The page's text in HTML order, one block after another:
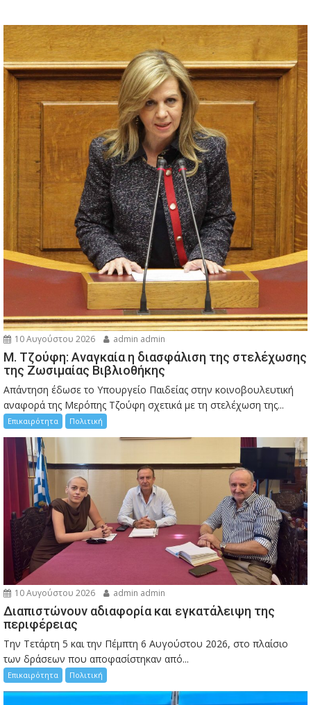
10 Αυγούστου 2026 admin admin
M. Τζούφη: Αναγκαία η διασφάλιση της στελέχωσης
της Ζωσιμαίας Βιβλιοθήκης
Απάντηση έδωσε το Υπουργείο Παιδείας στην κοινοβουλευτική
αναφορά της Μερόπης Τζούφη σχετικά με τη στελέχωση της...
Επικαιρότητα Πολιτική
10 Αυγούστου 2026 admin admin
Διαπιστώνουν αδιαφορία και εγκατάλειψη της
περιφέρειας
Την Τετάρτη 5 και την Πέμπτη 6 Αυγούστου 2026, στο πλαίσιο
των δράσεων που αποφασίστηκαν από...
Επικαιρότητα Πολιτική